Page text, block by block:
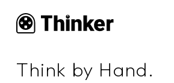
Think by Hand.